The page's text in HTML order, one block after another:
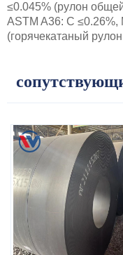
≤0.045% (рулон
ASTM A36: C ≤0.26%,
(горячекатаный